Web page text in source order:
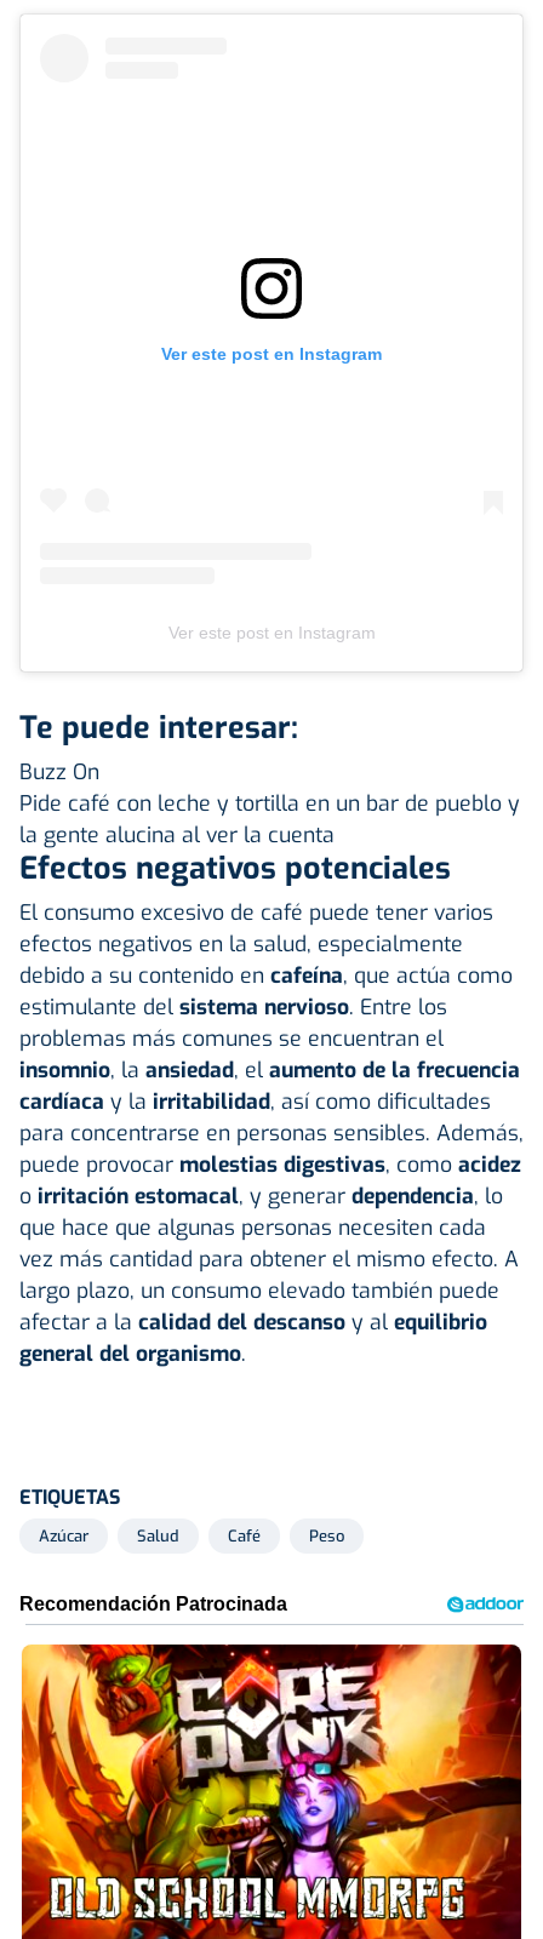
Ver este post en Instagram
Ver este post en Instagram
Te puede interesar:
Buzz On
Pide café con leche y tortilla en un bar de pueblo y
la gente alucina al ver la cuenta
Efectos negativos potenciales
El consumo excesivo de café puede tener varios
efectos negativos en la salud, especialmente
debido a su contenido en cafeína, que actúa como
estimulante del sistema nervioso. Entre los
problemas más comunes se encuentran el
insomnio, la ansiedad, el aumento de la frecuencia
cardíaca y la irritabilidad, así como dificultades
para concentrarse en personas sensibles. Además,
puede provocar molestias digestivas, como acidez
o irritación estomacal, y generar dependencia, lo
que hace que algunas personas necesiten cada
vez más cantidad para obtener el mismo efecto. A
largo plazo, un consumo elevado también puede
afectar a la calidad del descanso y al equilibrio
general del organismo.
ETIQUETAS
Azúcar Salud Café Peso